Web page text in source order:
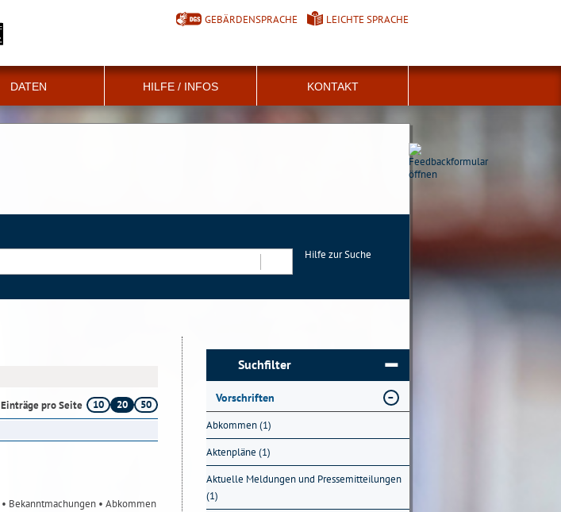
GEBÄRDENSPRACHE LEICHTE SPRACHE
DATEN HILFE / INFOS KONTAKT
Hilfe zur Suche
Einträge pro Seite 10 20
50
• Bekanntmachungen • Abkommen
Suchfilter
Vorschriften
Abkommen (1)
Aktenpläne (1)
Aktuelle Meldungen und Pressemitteilungen
(1)